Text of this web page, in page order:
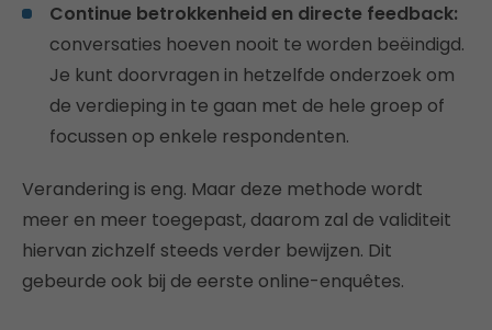
Continue betrokkenheid en directe feedback:
conversaties hoeven nooit te worden beëindigd.
Je kunt doorvragen in hetzelfde onderzoek om
de verdieping in te gaan met de hele groep of
focussen op enkele respondenten.
Verandering is eng. Maar deze methode wordt
meer en meer toegepast, daarom zal de validiteit
hiervan zichzelf steeds verder bewijzen. Dit
gebeurde ook bij de eerste online-enquêtes.